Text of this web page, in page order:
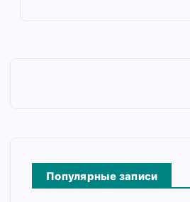
Популярные записи